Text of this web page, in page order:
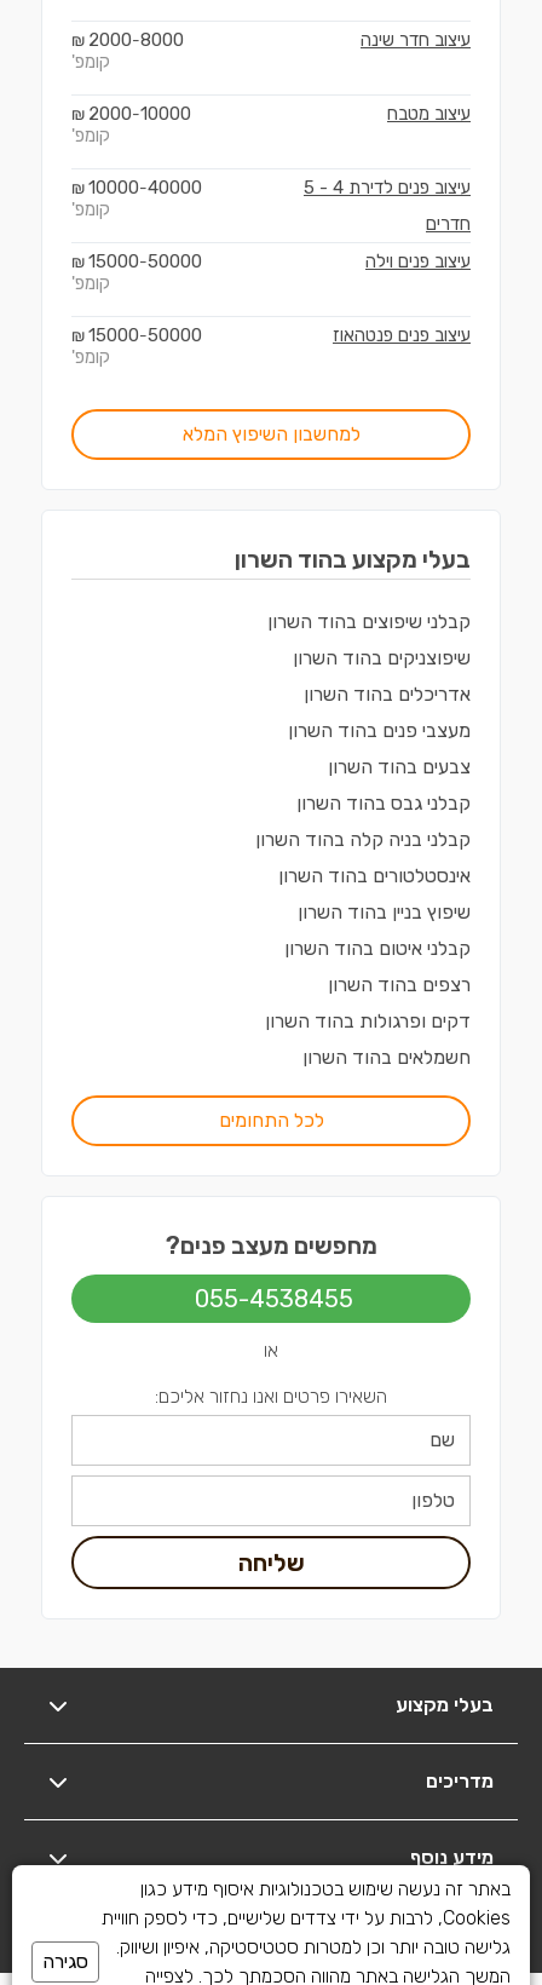
עיצוב חדר שינה 2000-8000
₪
קומפ'
עיצוב מטבח 2000-10000
₪
קומפ'
עיצוב פנים לדירת 4 - 5
חדרים
10000-40000
₪
קומפ'
עיצוב פנים וילה 15000-50000
₪
קומפ'
עיצוב פנים פנטהאוז 15000-50000
₪
קומפ'
למחשבון השיפוץ המלא
בעלי מקצוע בהוד השרון
קבלני שיפוצים בהוד השרון
שיפוצניקים בהוד השרון
אדריכלים בהוד השרון
מעצבי פנים בהוד השרון
צבעים בהוד השרון
קבלני גבס בהוד השרון
קבלני בניה קלה בהוד השרון
אינסטלטורים בהוד השרון
שיפוץ בניין בהוד השרון
קבלני איטום בהוד השרון
רצפים בהוד השרון
דקים ופרגולות בהוד השרון
חשמלאים בהוד השרון
לכל התחומים
מחפשים מעצב פנים?
055-4538455
או
השאירו פרטים ואנו נחזור אליכם:
שליחה
בעלי מקצוע
מדריכים
מידע נוסף
יצירת קשר
באתר זה נעשה שימוש בטכנולוגיות איסוף מידע כגון
Cookies, לרבות על ידי צדדים שלישיים, כדי לספק חוויית
גלישה טובה יותר וכן למטרות סטטיסטיקה, איפיון ושיווק.
המשך הגלישה באתר מהווה הסכמתך לכך. לצפייה
סגירה